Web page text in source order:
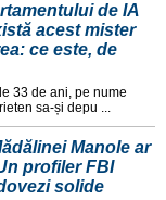
de IA
acest mister
ce este, de
33 de ani, pe nume
sa-și depu ...
Manole ar
profiler FBI
solide